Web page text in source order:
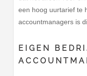
een hoog uurtarief te
accountmanagers is
EIGEN